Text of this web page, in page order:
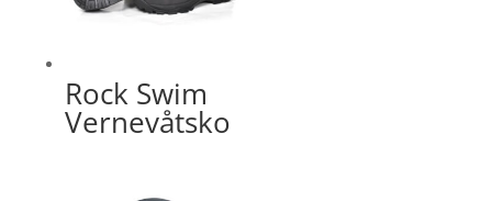
Rock Swim
Vernevåtsko